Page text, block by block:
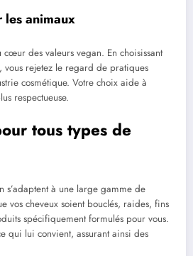
les animaux
cœur des valeurs vegan. En choisissant
vous rejetez le regard de pratiques
cosmétique. Votre choix aide à
respectueuse.
tous types de
s’adaptent à une large gamme de
vos cheveux soient bouclés, raides, fins
spécifiquement formulés pour vous.
qui lui convient, assurant ainsi des